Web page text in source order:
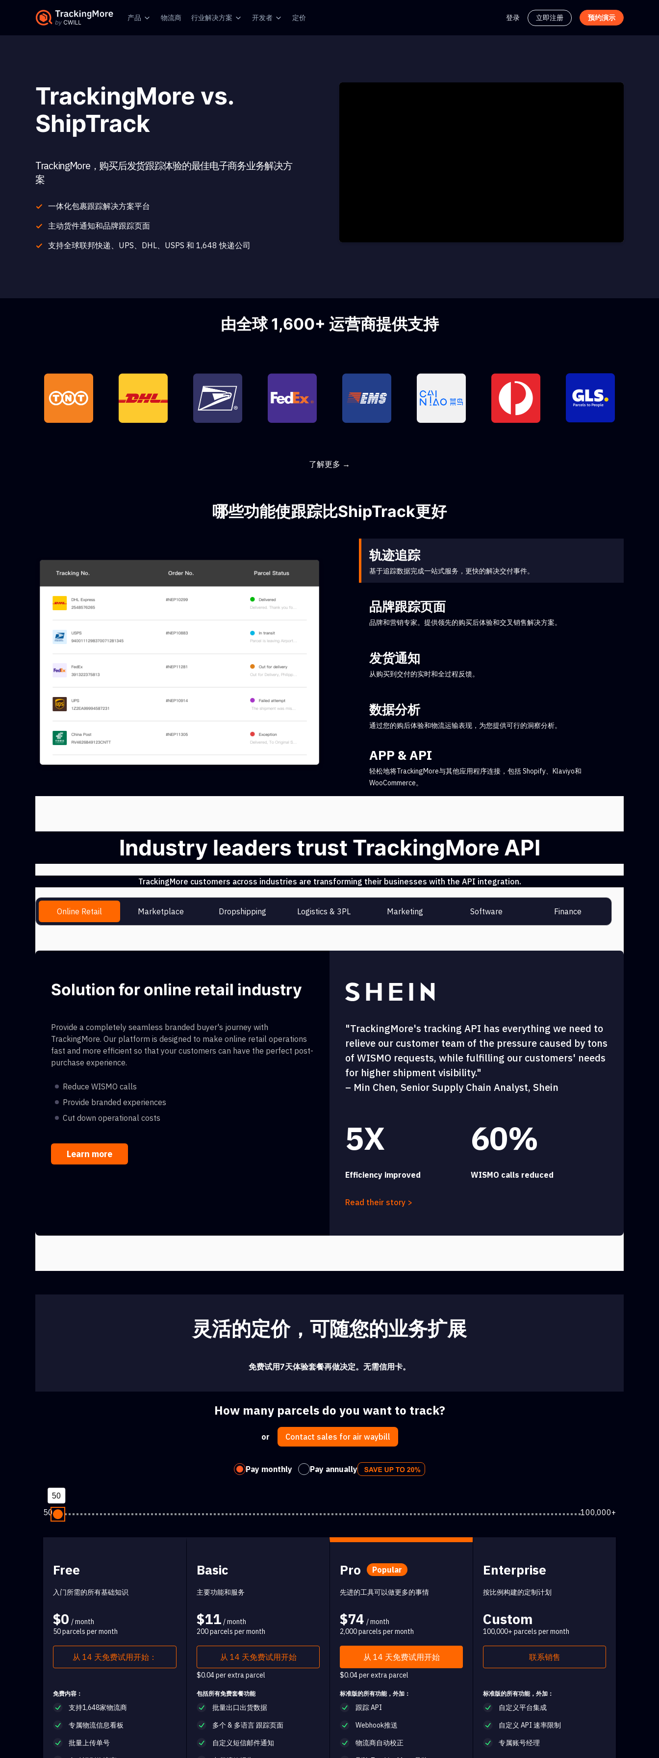
产品 物流商 行业解决方案 开发者 定价 登录 立即注册 预约演示
TrackingMore vs.
ShipTrack
TrackingMore，购买后发货跟踪体验的最佳电子商务业务解决方
案
一体化包裹跟踪解决方案平台
主动货件通知和品牌跟踪页面
支持全球联邦快递、UPS、DHL、USPS 和 1,648 快递公司
由全球 1,600+ 运营商提供支持
了解更多 →
哪些功能使跟踪比ShipTrack更好
轨迹追踪
基于追踪数据完成一站式服务，更快的解决交付事件。
品牌跟踪页面
品牌和营销专家。提供领先的购买后体验和交叉销售解决方案。
发货通知
从购买到交付的实时和全过程反馈。
数据分析
通过您的购后体验和物流运输表现，为您提供可行的洞察分析。
APP & API
轻松地将TrackingMore与其他应用程序连接，包括 Shopify、Klaviyo和
WooCommerce。
Industry leaders trust TrackingMore API
TrackingMore customers across industries are transforming their businesses with the API integration.
Online Retail Marketplace Dropshipping Logistics & 3PL Marketing Software Finance
Solution for online retail industry
Provide a completely seamless branded buyer's journey with
TrackingMore. Our platform is designed to make online retail operations
fast and more efficient so that your customers can have the perfect post-
purchase experience.
Reduce WISMO calls
Provide branded experiences
Cut down operational costs
Learn more
"TrackingMore's tracking API has everything we need to
relieve our customer team of the pressure caused by tons
of WISMO requests, while fulfilling our customers' needs
for higher shipment visibility."
– Min Chen, Senior Supply Chain Analyst, Shein
5X
Efficiency improved
60%
WISMO calls reduced
Read their story >
灵活的定价，可随您的业务扩展
免费试用7天体验套餐再做决定。无需信用卡。
How many parcels do you want to track?
or Contact sales for air waybill
Pay monthly Pay annually
50
50
100,000+
Free
入门所需的所有基础知识
$0 / month
50 parcels per month
从 14 天免费试用开始：
免费内容：
支持1,648家物流商
专属物流信息看板
批量上传单号
Basic
主要功能和服务
$11 / month
200 parcels per month
从 14 天免费试用开始
$0.04 per extra parcel
包括所有免费套餐功能
批量出口出货数据
多个 & 多语言 跟踪页面
自定义短信邮件通知
Pro Popular
先进的工具可以做更多的事情
$74 / month
2,000 parcels per month
从 14 天免费试用开始
$0.04 per extra parcel
标准版的所有功能，外加：
跟踪 API
Webhook推送
物流商自动校正
Enterprise
按比例构建的定制计划
Custom
100,000+ parcels per month
联系销售
标准版的所有功能，外加：
自定义平台集成
自定义 API 速率限制
专属账号经理